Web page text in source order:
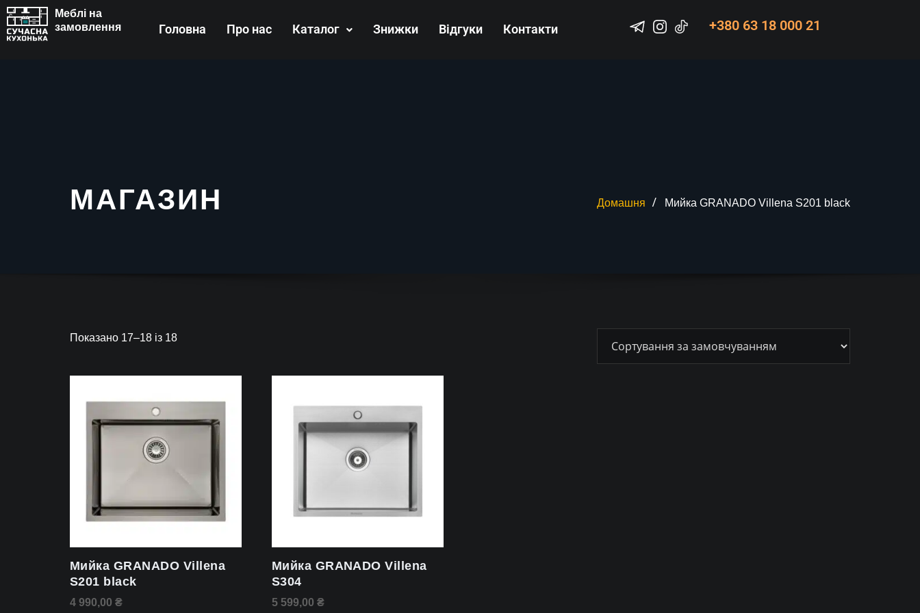
Меблі на
замовлення
Головна Про нас Каталог Знижки Відгуки Контакти +380 63 18 000 21
МАГАЗИН Домашня Мийка GRANADO Villena S201 black
Показано 17–18 із 18
Мийка GRANADO Villena
S201 black
4 990,00 ₴
Мийка GRANADO Villena
S304
5 599,00 ₴